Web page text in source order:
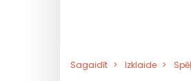
Sagaidīt Izklaide